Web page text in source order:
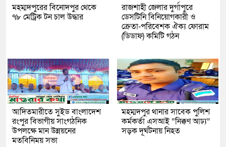
মহম্মদপুরের বিনোদপুর থেকে
৭৮ মেট্রিক টন চাল উদ্ধার
রাজশাহী জেলার দুর্গাপুরে
ডেসটিনি বিনিয়োগকারী ও
ক্রেতা-পরিবেশক ঐক্য ফোরাম
(ডিডাফ) কমিটি গঠন
আদিতমারীতে সুইড বাংলাদেশ
রংপুর বিভাগীয় সাংগঠনিক
উপলক্ষে মান উন্নয়নের
মতবিনিময় সভা
মহম্মদপুর থানার সাবেক পুলিশ
কর্মকর্তা এসআই “নিক্কণ আঢ্য”
সড়ক দূর্ঘটনায় নিহত